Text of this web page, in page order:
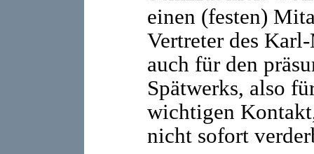
einen (festen)
Vertreter des
auch für den
Spätwerks, also
wichtigen
nicht sofort